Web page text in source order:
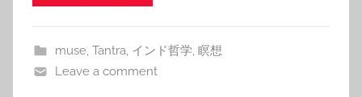
muse, Tantra インド哲学 瞑想
Leave a comment